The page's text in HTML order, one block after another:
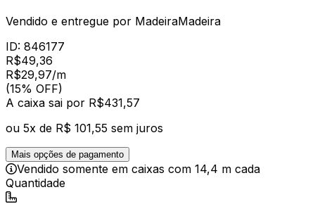
Vendido e entregue por MadeiraMadeira
ID: 846177
R$49,36
R$29,97/m
(15% OFF)
A caixa sai por R$431,57
ou 5x de R$ 101,55 sem juros
Mais opções de pagamento
Vendido somente em caixas com 14,4 m cada
Quantidade